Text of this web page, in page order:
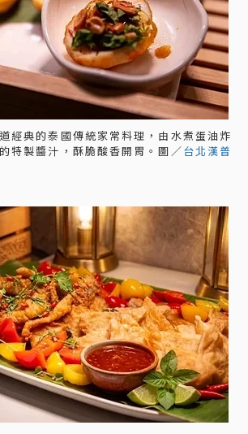
經典的泰國傳統家常料理，由水煮蛋油炸
特製醬汁，酥脆酸香開胃。圖／台北漢普